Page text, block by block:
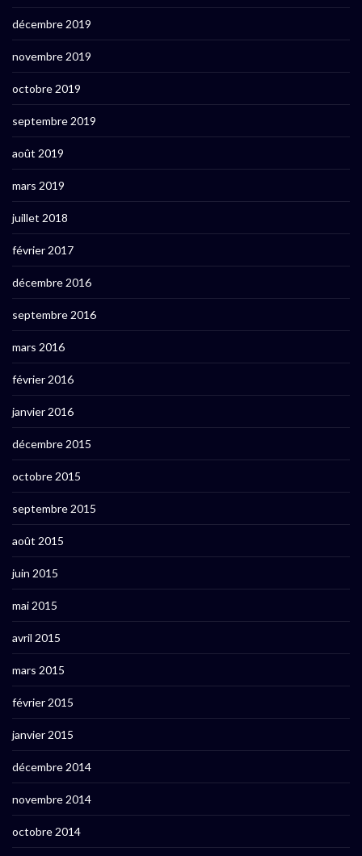
décembre 2019
novembre 2019
octobre 2019
septembre 2019
août 2019
mars 2019
juillet 2018
février 2017
décembre 2016
septembre 2016
mars 2016
février 2016
janvier 2016
décembre 2015
octobre 2015
septembre 2015
août 2015
juin 2015
mai 2015
avril 2015
mars 2015
février 2015
janvier 2015
décembre 2014
novembre 2014
octobre 2014